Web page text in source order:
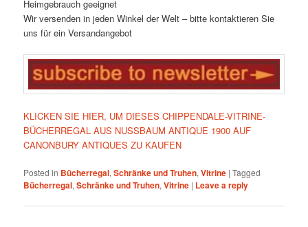
Heimgebrauch geeignet
Wir versenden in jeden Winkel der Welt – bitte kontaktieren Sie
uns für ein Versandangebot
KLICKEN SIE HIER, UM DIESES CHIPPENDALE-VITRINE-
BÜCHERREGAL AUS NUSSBAUM ANTIQUE 1900 AUF
CANONBURY ANTIQUES ZU KAUFEN
Posted in Bücherregal,Schränke und Truhen,Vitrine |Tagged
Bücherregal,Schränke und Truhen,Vitrine | Leave a reply